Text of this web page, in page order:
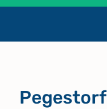
Pegestorf